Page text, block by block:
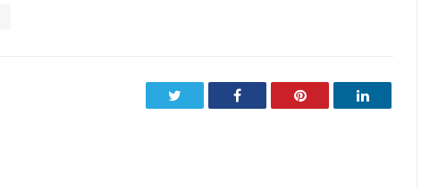
Facebook Pinterest LinkedIn